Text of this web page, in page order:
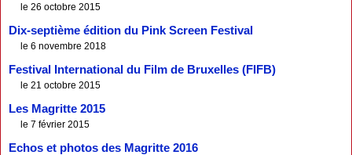
le 26 octobre 2015
Dix-septième édition du Pink Screen Festival
le 6 novembre 2018
Festival International du Film de Bruxelles (FIFB)
le 21 octobre 2015
Les Magritte 2015
le 7 février 2015
Echos et photos des Magritte 2016